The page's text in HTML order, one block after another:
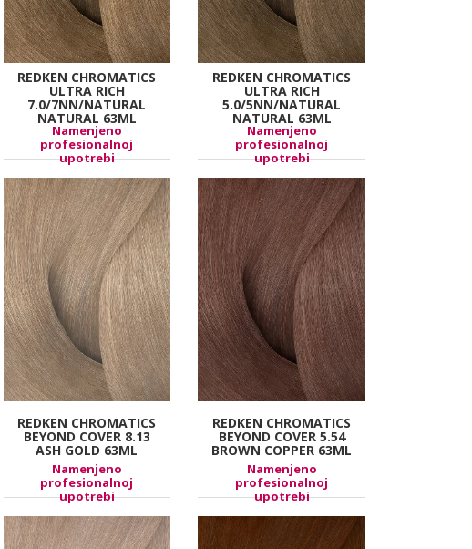
REDKEN CHROMATICS
ULTRA RICH
7.0/7NN/NATURAL
NATURAL 63ML
Namenjeno
profesionalnoj
upotrebi
REDKEN CHROMATICS
ULTRA RICH
5.0/5NN/NATURAL
NATURAL 63ML
Namenjeno
profesionalnoj
upotrebi
REDKEN CHROMATICS
BEYOND COVER 8.13
ASH GOLD 63ML
Namenjeno
profesionalnoj
upotrebi
REDKEN CHROMATICS
BEYOND COVER 5.54
BROWN COPPER 63ML
Namenjeno
profesionalnoj
upotrebi